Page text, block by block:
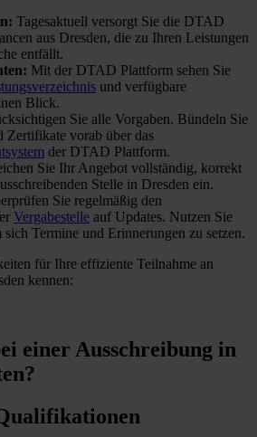
Tagesaktuell versorgt Sie die DTAD
aus Dresden, die zu Ihren Leistungen
entfällt.
Mit der DTAD Plattform sehen Sie
und verfügbare
Blick.
Sie alle Vorgaben. Bündeln Sie
Zertifikate vorab über das
der DTAD Plattform.
Sie Ihr Angebot vollständig, korrekt
Stelle in Dresden ein.
Sie regelmäßig den
Vergabestelle auf Updates. Nutzen Sie
Termine und Erinnerungen zu setzen.
für Ihre effiziente Teilnahme an
kennen:
einer Ausschreibung in